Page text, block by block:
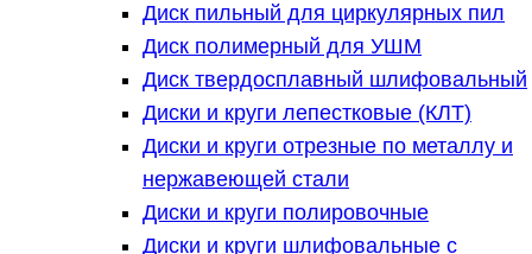
Диск пильный для циркулярных пил
Диск полимерный для УШМ
Диск твердосплавный шлифовальный
Диски и круги лепестковые (КЛТ)
Диски и круги отрезные по металлу и
нержавеющей стали
Диски и круги полировочные
Диски и круги шлифовальные с